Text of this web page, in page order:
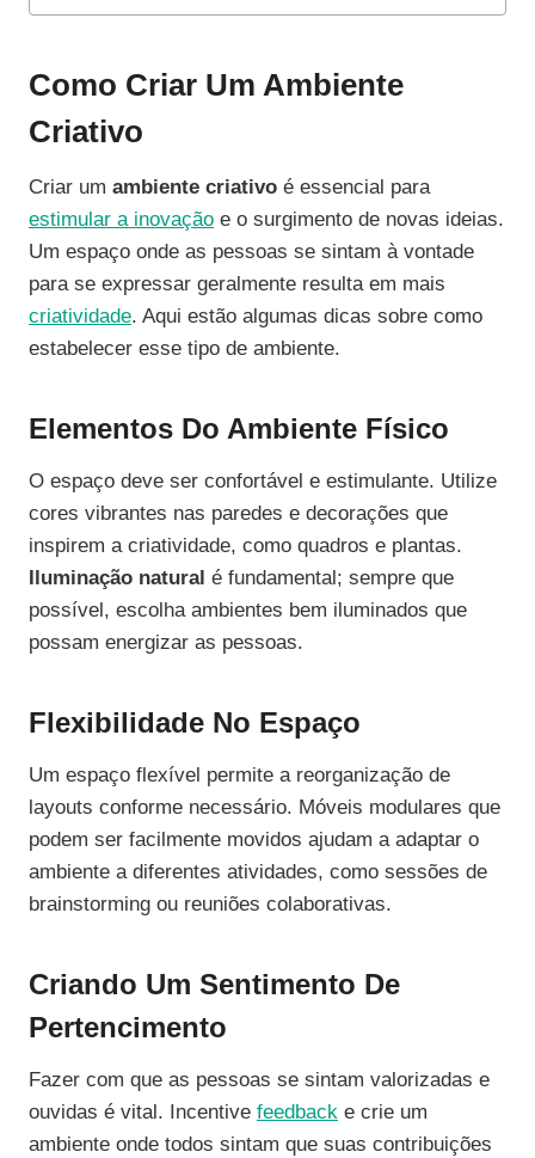
Como Criar Um Ambiente
Criativo
Criar um ambiente criativo é essencial para
estimular a inovação e o surgimento de novas ideias.
Um espaço onde as pessoas se sintam à vontade
para se expressar geralmente resulta em mais
criatividade. Aqui estão algumas dicas sobre como
estabelecer esse tipo de ambiente.
Elementos Do Ambiente Físico
O espaço deve ser confortável e estimulante. Utilize
cores vibrantes nas paredes e decorações que
inspirem a criatividade, como quadros e plantas.
Iluminação natural é fundamental; sempre que
possível, escolha ambientes bem iluminados que
possam energizar as pessoas.
Flexibilidade No Espaço
Um espaço flexível permite a reorganização de
layouts conforme necessário. Móveis modulares que
podem ser facilmente movidos ajudam a adaptar o
ambiente a diferentes atividades, como sessões de
brainstorming ou reuniões colaborativas.
Criando Um Sentimento De
Pertencimento
Fazer com que as pessoas se sintam valorizadas e
ouvidas é vital. Incentive feedback e crie um
ambiente onde todos sintam que suas contribuições